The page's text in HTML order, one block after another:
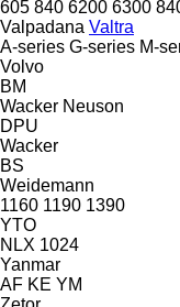
605 840 6200 6300
Valpadana Valtra
A-series G-series M-
Volvo
BM
Wacker Neuson
DPU
Wacker
BS
Weidemann
1160 1190 1390
YTO
NLX 1024
Yanmar
AF KE YM